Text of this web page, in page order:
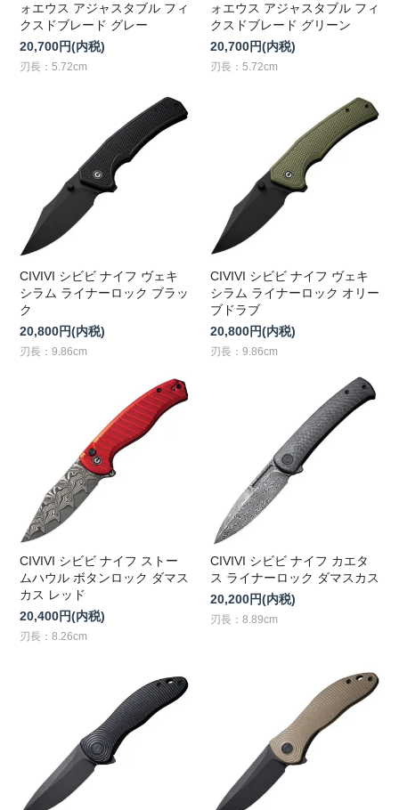
ォエウス アジャスタブル フィ
クスドブレード グレー
20,700円(内税)
刃長：5.72cm
ォエウス アジャスタブル フィ
クスドブレード グリーン
20,700円(内税)
刃長：5.72cm
CIVIVI シビビ ナイフ ヴェキ
シラム ライナーロック ブラッ
ク
20,800円(内税)
刃長：9.86cm
CIVIVI シビビ ナイフ ヴェキ
シラム ライナーロック オリー
ブドラブ
20,800円(内税)
刃長：9.86cm
CIVIVI シビビ ナイフ ストー
ムハウル ボタンロック ダマス
カス レッド
20,400円(内税)
刃長：8.26cm
CIVIVI シビビ ナイフ カエタ
ス ライナーロック ダマスカス
20,200円(内税)
刃長：8.89cm